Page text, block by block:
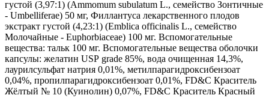
густой (3,97:1) (Ammomum subulatum L., семейство Зонтичные
- Umbelliferae) 50 мг, Филлантуса лекарственного плодов
экстракт густой (4,23:1) (Emblica officinalis L., семейство
Молочайные - Euphorbiaceae) 100 мг. Вспомогательные
вещества: тальк 100 мг. Вспомогательные вещества оболочки
капсулы: желатин USР grade 85%, вода очищенная 14,3%,
лаурилсульфат натрия 0,01%, метилпарагидроксибензоат
0,04%, пропилпарагидроксибензоат 0,01%, FD&С Краситель
Жёлтый № 10 (Куинолин) 0,07%, FD&С Краситель Красный